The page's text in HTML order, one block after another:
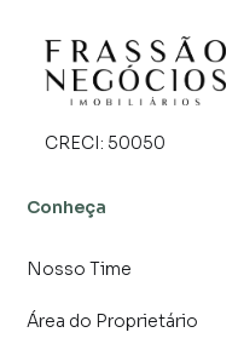
CRECI: 50050
Conheça
Nosso Time
Área do Proprietário